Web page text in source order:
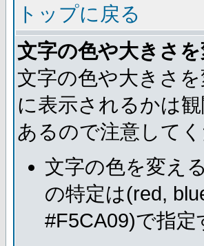
トップに戻る
文字の色や大きさ
文字の色や大きさ
に表示されるかは
あるので注意してく
文字の色を変え
の特定は(red,
#F5CA09)で指